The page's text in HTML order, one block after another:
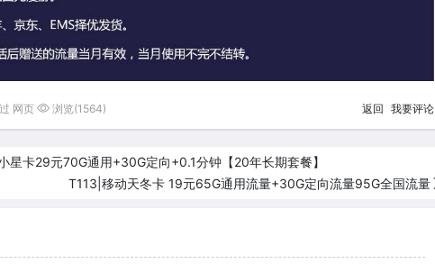
网页 浏览(1564) 返回 我要评论
星卡29元70G通用+30G定向+0.1分钟【20年长期套餐】
T113|移动天冬卡 19元65G通用流量+30G定向流量95G全国流量